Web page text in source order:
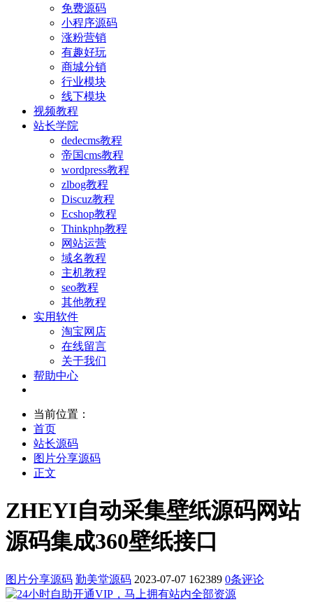
免费源码
小程序源码
涨粉营销
有趣好玩
商城分销
行业模块
线下模块
视频教程
站长学院
dedecms教程
帝国cms教程
wordpress教程
zlbog教程
Discuz教程
Ecshop教程
Thinkphp教程
网站运营
域名教程
主机教程
seo教程
其他教程
实用软件
淘宝网店
在线留言
关于我们
帮助中心
当前位置：
首页
站长源码
图片分享源码
正文
ZHEYI自动采集壁纸源码网站
源码集成360壁纸接口
图片分享源码 勤美堂源码 2023-07-07 162389 0条评论